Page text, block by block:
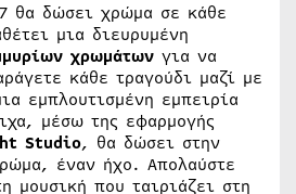
θα δώσει χρώμα σε κάθε
μια διευρυμένη
χρωμάτων για να
κάθε τραγούδι μαζί με
εμπλουτισμένη εμπειρία
μέσω της εφαρμογής
Studio, θα δώσει στην
έναν ήχο. Απολαύστε
μουσική που ταιριάζει στη